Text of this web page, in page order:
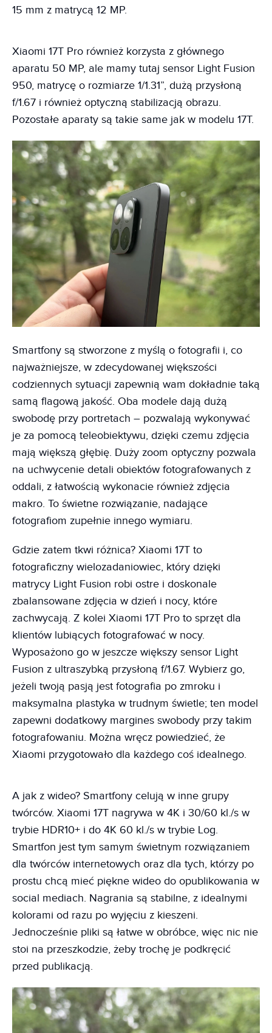
15 mm z matrycą 12 MP.
Xiaomi 17T Pro również korzysta z głównego
aparatu 50 MP, ale mamy tutaj sensor Light Fusion
950, matrycę o rozmiarze 1/1.31”, dużą przysłoną
f/1.67 i również optyczną stabilizacją obrazu.
Pozostałe aparaty są takie same jak w modelu 17T.
Smartfony są stworzone z myślą o fotografii i, co
najważniejsze, w zdecydowanej większości
codziennych sytuacji zapewnią wam dokładnie taką
samą flagową jakość. Oba modele dają dużą
swobodę przy portretach – pozwalają wykonywać
je za pomocą teleobiektywu, dzięki czemu zdjęcia
mają większą głębię. Duży zoom optyczny pozwala
na uchwycenie detali obiektów fotografowanych z
oddali, z łatwością wykonacie również zdjęcia
makro. To świetne rozwiązanie, nadające
fotografiom zupełnie innego wymiaru.
Gdzie zatem tkwi różnica? Xiaomi 17T to
fotograficzny wielozadaniowiec, który dzięki
matrycy Light Fusion robi ostre i doskonale
zbalansowane zdjęcia w dzień i nocy, które
zachwycają. Z kolei Xiaomi 17T Pro to sprzęt dla
klientów lubiących fotografować w nocy.
Wyposażono go w jeszcze większy sensor Light
Fusion z ultraszybką przysłoną f/1.67. Wybierz go,
jeżeli twoją pasją jest fotografia po zmroku i
maksymalna plastyka w trudnym świetle; ten model
zapewni dodatkowy margines swobody przy takim
fotografowaniu. Można wręcz powiedzieć, że
Xiaomi przygotowało dla każdego coś idealnego.
A jak z wideo? Smartfony celują w inne grupy
twórców. Xiaomi 17T nagrywa w 4K i 30/60 kl./s w
trybie HDR10+ i do 4K 60 kl./s w trybie Log.
Smartfon jest tym samym świetnym rozwiązaniem
dla twórców internetowych oraz dla tych, którzy po
prostu chcą mieć piękne wideo do opublikowania w
social mediach. Nagrania są stabilne, z idealnymi
kolorami od razu po wyjęciu z kieszeni.
Jednocześnie pliki są łatwe w obróbce, więc nic nie
stoi na przeszkodzie, żeby trochę je podkręcić
przed publikacją.